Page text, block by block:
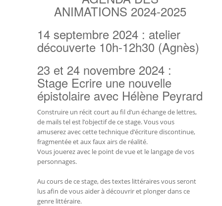
ANIMATIONS 2024-2025
14 septembre 2024 : atelier
découverte 10h-12h30 (Agnès)
23 et 24 novembre 2024 :
Stage Ecrire une nouvelle
épistolaire avec Hélène Peyrard
Construire un récit court au fil d’un échange de lettres,
de mails tel est l’objectif de ce stage. Vous vous
amuserez avec cette technique d’écriture discontinue,
fragmentée et aux faux airs de réalité.
Vous jouerez avec le point de vue et le langage de vos
personnages.
Au cours de ce stage, des textes littéraires vous seront
lus afin de vous aider à découvrir et plonger dans ce
genre littéraire.